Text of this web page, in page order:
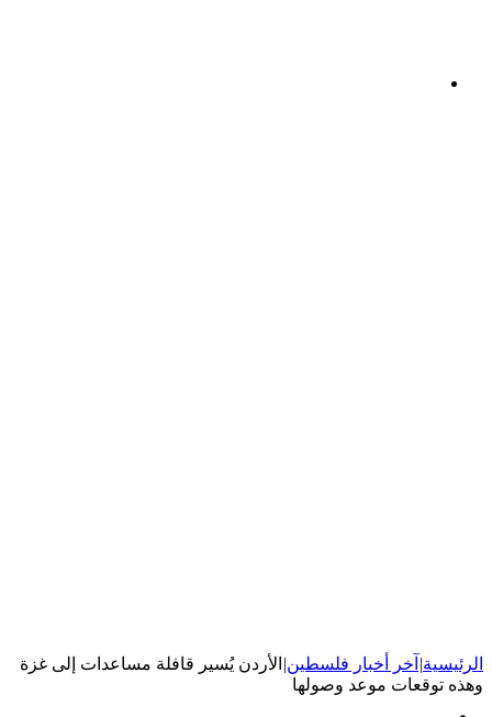
الرئيسية| آخر أخبار فلسطين| الأردن يُسير قافلة مساعدات إلى غزة
وهذه توقعات موعد وصولها